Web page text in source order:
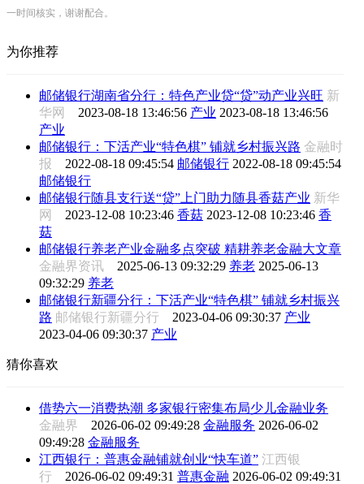
一时间核实，谢谢配合。
为你推荐
邮储银行湖南省分行：特色产业贷“贷”动产业兴旺 新
华网 2023-08-18 13:46:56 产业 2023-08-18 13:46:56
产业
邮储银行：下活产业“特色棋” 铺就乡村振兴路 金融时
报 2022-08-18 09:45:54 邮储银行 2022-08-18 09:45:54
邮储银行
邮储银行随县支行送“贷”上门助力随县香菇产业 新华
网 2023-12-08 10:23:46 香菇 2023-12-08 10:23:46 香
菇
邮储银行养老产业金融多点突破 精耕养老金融大文章
金融界资讯 2025-06-13 09:32:29 养老 2025-06-13
09:32:29 养老
邮储银行新疆分行：下活产业“特色棋” 铺就乡村振兴
路 邮储银行新疆分行 2023-04-06 09:30:37 产业
2023-04-06 09:30:37 产业
猜你喜欢
借势六一消费热潮 多家银行密集布局少儿金融业务
金融界 2026-06-02 09:49:28 金融服务 2026-06-02
09:49:28 金融服务
江西银行：普惠金融铺就创业“快车道” 江西银
行 2026-06-02 09:49:31 普惠金融 2026-06-02 09:49:31